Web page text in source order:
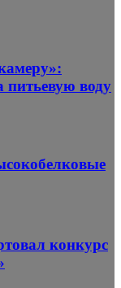
воду
конкурс